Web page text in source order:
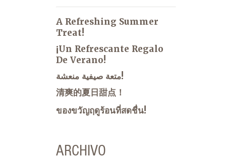
A Refreshing Summer
Treat!
¡Un Refrescante Regalo
De Verano!
متعة صيفية منعشة!
清爽的夏日甜点！
ของขวัญฤดูร้อนที่สดชื่น!
ARCHIVO